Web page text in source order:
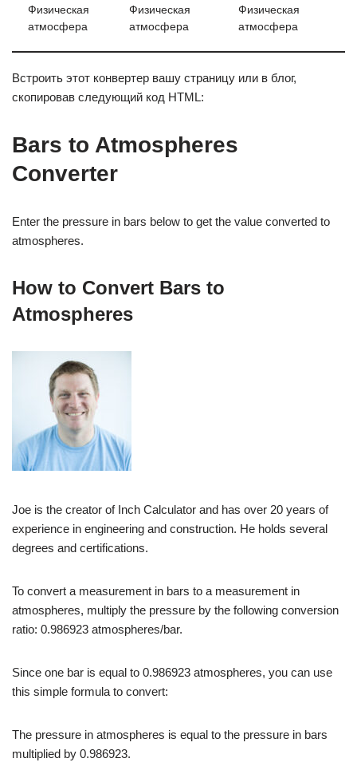
Физическая
атмосфера
Физическая
атмосфера
Физическая
атмосфера
Встроить этот конвертер вашу страницу или в блог,
скопировав следующий код HTML:
Bars to Atmospheres
Converter
Enter the pressure in bars below to get the value converted to
atmospheres.
How to Convert Bars to
Atmospheres
Joe is the creator of Inch Calculator and has over 20 years of
experience in engineering and construction. He holds several
degrees and certifications.
To convert a measurement in bars to a measurement in
atmospheres, multiply the pressure by the following conversion
ratio: 0.986923 atmospheres/bar.
Since one bar is equal to 0.986923 atmospheres, you can use
this simple formula to convert:
The pressure in atmospheres is equal to the pressure in bars
multiplied by 0.986923.